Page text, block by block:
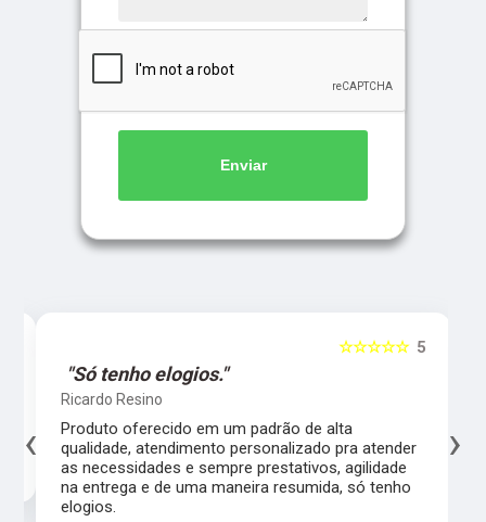
Enviar
5
☆☆☆☆☆
"Só tenho elogios."
Ricardo Resino
Produto oferecido em um padrão de alta
qualidade, atendimento personalizado pra atender
as necessidades e sempre prestativos, agilidade
na entrega e de uma maneira resumida, só tenho
elogios.
‹ ›